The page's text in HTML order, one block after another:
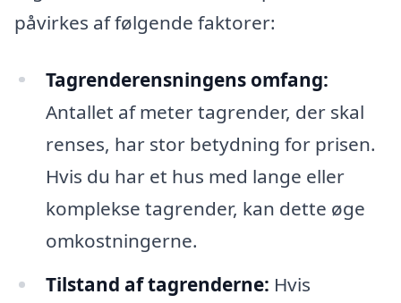
påvirkes af følgende faktorer:
Tagrenderensningens omfang:
Antallet af meter tagrender, der skal
renses, har stor betydning for prisen.
Hvis du har et hus med lange eller
komplekse tagrender, kan dette øge
omkostningerne.
Tilstand af tagrenderne: Hvis